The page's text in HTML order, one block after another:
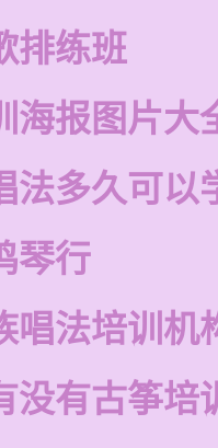
排练班
海报图片大
法多久可以
琴行
唱法培训机
没有古筝培